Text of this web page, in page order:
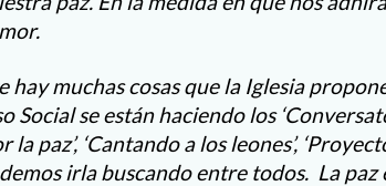
hay muchas cosas que la Iglesia
Social se están haciendo los
la paz’, ‘Cantando a los leones’,
irla buscando entre todos. La